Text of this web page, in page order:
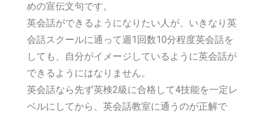
めの宣伝文句です。
英会話ができるようになりたい人が、いきなり英
会話スクールに通って週1回数10分程度英会話を
しても、自分がイメージしているように英会話が
できるようにはなりません。
英会話なら先ず英検2級に合格して4技能を一定レ
ベルにしてから、英会話教室に通うのが正解で